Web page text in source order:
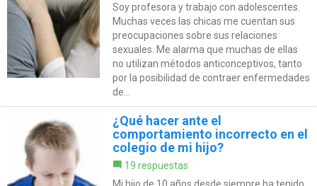
Soy profesora y trabajo con adolescentes.
Muchas veces las chicas me cuentan sus
preocupaciones sobre sus relaciones
sexuales. Me alarma que muchas de ellas
no utilizan métodos anticonceptivos, tanto
por la posibilidad de contraer enfermedades
de...
¿Qué hacer ante el
comportamiento incorrecto en el
colegio de mi hijo?
19 respuestas
Mi hijo de 10 años desde siempre ha tenido